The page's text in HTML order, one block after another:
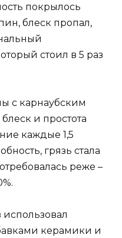
покрылось
блеск пропал,
стоил в 5 раз
с карнаубским
и простота
каждые 1,5
грязь стала
реже –
керамики и